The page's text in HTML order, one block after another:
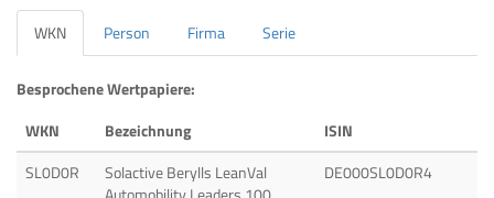
WKN
Person Firma Serie
Besprochene Wertpapiere:
WKN
Bezeichnung
ISIN
SL0D0R
Solactive Berylls LeanVal
DE000SL0D0R4